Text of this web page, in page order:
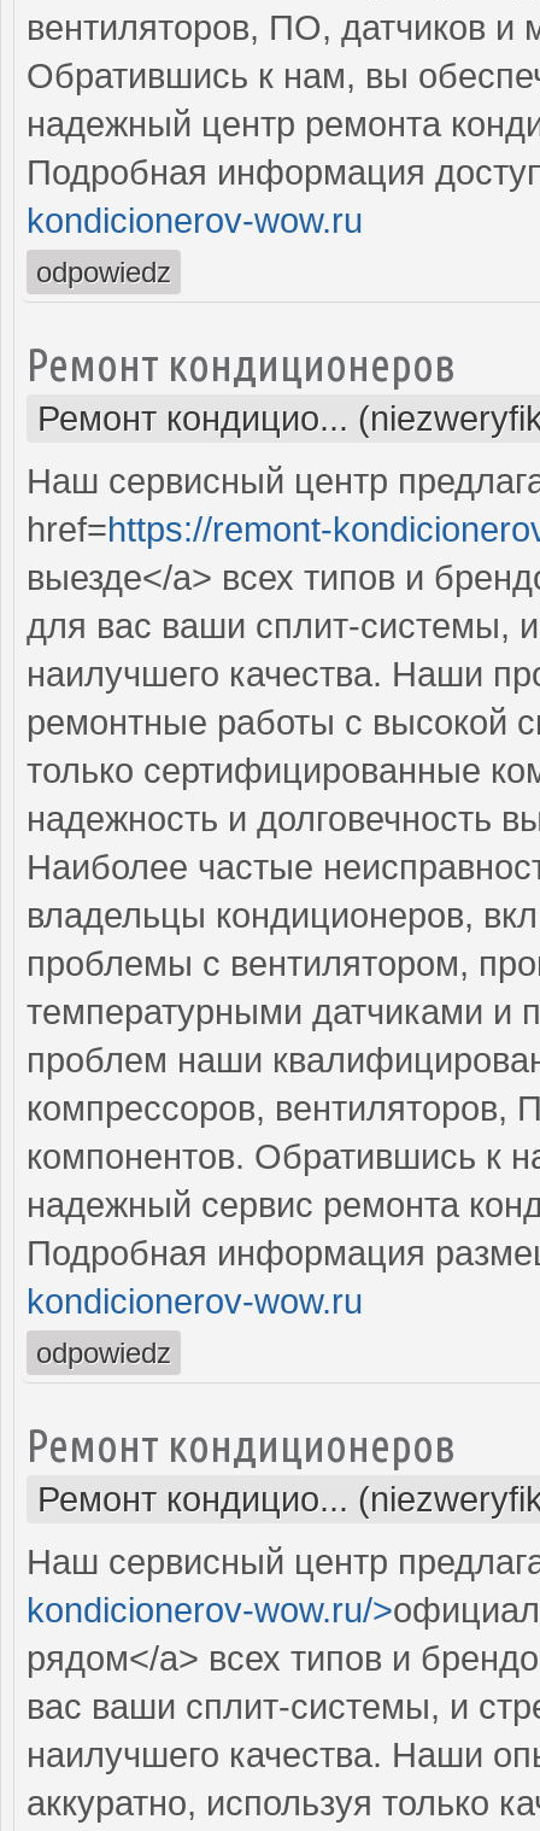
вентиляторов, ПО, датчиков и
Обратившись к нам, вы
надежный центр ремонта
Подробная информация
kondicionerov-wow.ru
odpowiedz
Ремонт кондиционеров
Ремонт кондицио...
Наш сервисный центр
href=https://remont-
выезде</a> всех типов и
для вас ваши сплит-системы,
наилучшего качества. Наши
ремонтные работы с высокой
только сертифицированные
надежность и долговечность
Наиболее частые
владельцы кондиционеров,
проблемы с вентилятором,
температурными датчиками и
проблем наши
компрессоров, вентиляторов,
компонентов. Обратившись к
надежный сервис ремонта
Подробная информация
kondicionerov-wow.ru
odpowiedz
Ремонт кондиционеров
Ремонт кондицио...
Наш сервисный центр
kondicionerov-wow.ru/>
рядом</a> всех типов и
вас ваши сплит-системы, и
наилучшего качества. Наши
аккуратно, используя только